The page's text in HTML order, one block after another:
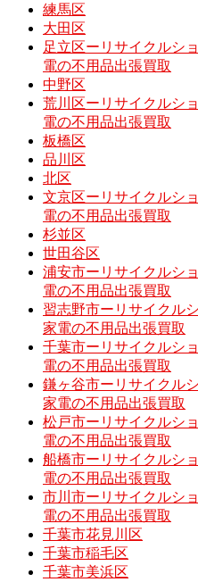
練馬区
大田区
足立区ーリサイクルシ
電の不用品出張買取
中野区
荒川区ーリサイクルシ
電の不用品出張買取
板橋区
品川区
北区
文京区ーリサイクルシ
電の不用品出張買取
杉並区
世田谷区
浦安市ーリサイクルシ
電の不用品出張買取
習志野市ーリサイクル
家電の不用品出張買取
千葉市ーリサイクルシ
電の不用品出張買取
鎌ヶ谷市ーリサイクル
家電の不用品出張買取
松戸市ーリサイクルシ
電の不用品出張買取
船橋市ーリサイクルシ
電の不用品出張買取
市川市ーリサイクルシ
電の不用品出張買取
千葉市花見川区
千葉市稲毛区
千葉市美浜区